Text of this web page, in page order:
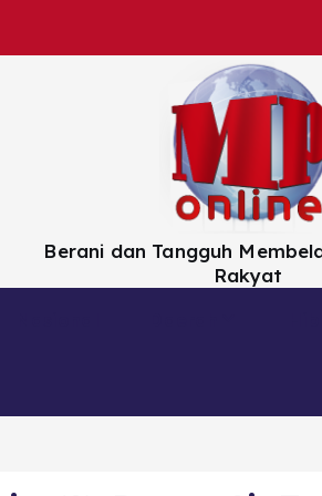
Berani dan Tangguh
Rakyat